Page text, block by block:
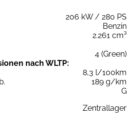
206 kW / 280 PS
Benzin
2.261 cm³
4 (Green)
nach WLTP:
8,3 l/100km
189 g/km
G
Zentrallager